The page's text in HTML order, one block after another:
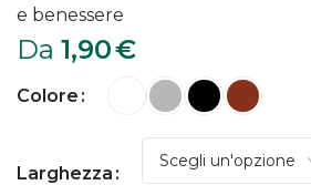
e benessere
Da 1,90€
Colore
Larghezza